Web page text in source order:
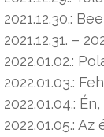
2021.12.30.:
2021.12.31. –
2022.01.02.:
2022.01.03.:
2022.01.04.:
2022.01.05.: